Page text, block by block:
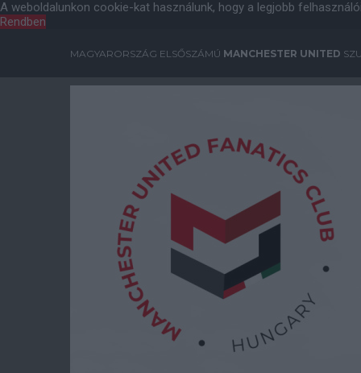
A weboldalunkon cookie-kat használunk, hogy a legjobb
Rendben
MAGYARORSZÁG ELSŐSZÁMÚ MANCHESTER UNITED